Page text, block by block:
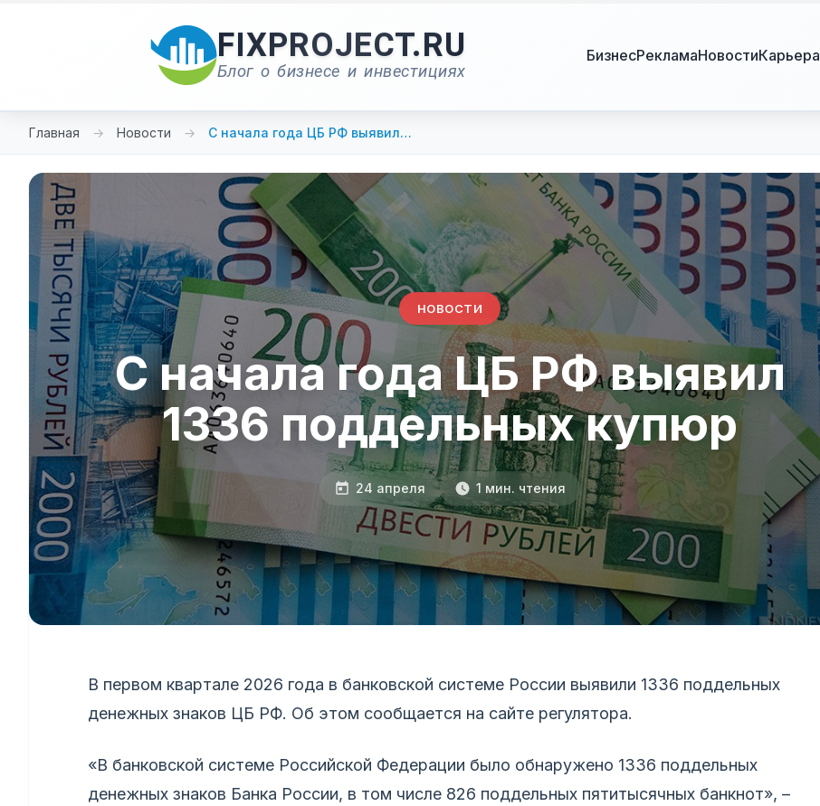
FIXPROJECT.RU
Блог о бизнесе и инвестициях
БизнесРекламаНовостиКарьера
Главная → Новости → С начала года ЦБ РФ выявил…
НОВОСТИ
С начала года ЦБ РФ выявил
1336 поддельных купюр
24 апреля 1 мин. чтения
В первом квартале 2026 года в банковской системе России выявили 1336 поддельных
денежных знаков ЦБ РФ. Об этом сообщается на сайте регулятора.
«В банковской системе Российской Федерации было обнаружено 1336 поддельных
денежных знаков Банка России, в том числе 826 поддельных пятитысячных банкнот», –